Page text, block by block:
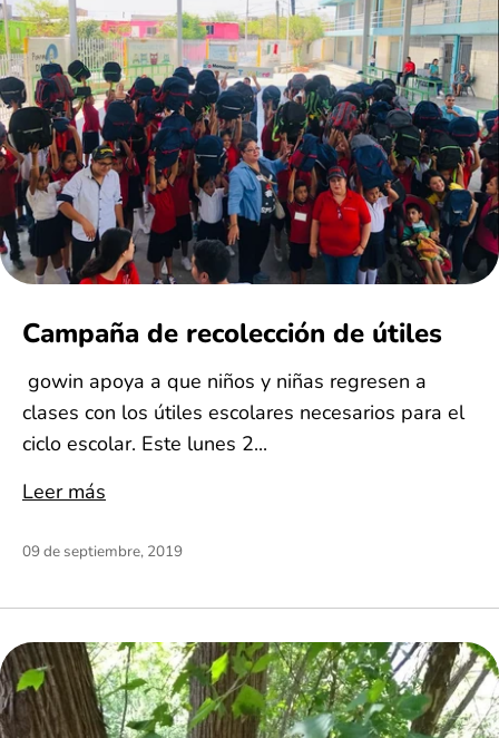
Campaña de recolección de útiles
gowin apoya a que niños y niñas regresen a
clases con los útiles escolares necesarios para el
ciclo escolar. Este lunes 2...
Leer más
09 de septiembre, 2019